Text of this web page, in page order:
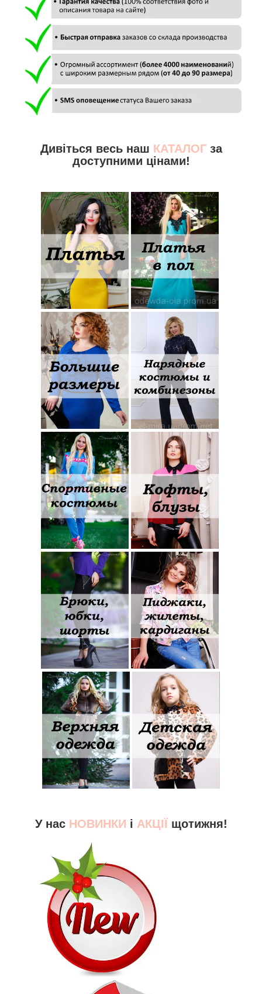
Дивіться весь наш КАТАЛОГза
доступними цінами!
У нас НОВИНКИ і АКЦІЇ щотижня!